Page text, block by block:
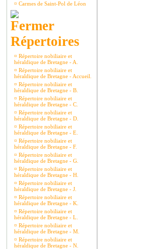
¤ Carmes de Saint-Pol de Léon
Répertoires
¤ Répertoire nobiliaire et
héraldique de Bretagne - A.
¤ Répertoire nobiliaire et
héraldique de Bretagne - Accueil.
¤ Répertoire nobiliaire et
héraldique de Bretagne - B.
¤ Répertoire nobiliaire et
héraldique de Bretagne - C.
¤ Répertoire nobiliaire et
héraldique de Bretagne - D.
¤ Répertoire nobiliaire et
héraldique de Bretagne - E.
¤ Répertoire nobiliaire et
héraldique de Bretagne - F.
¤ Répertoire nobiliaire et
héraldique de Bretagne - G.
¤ Répertoire nobiliaire et
héraldique de Bretagne - H.
¤ Répertoire nobiliaire et
héraldique de Bretagne - J.
¤ Répertoire nobiliaire et
héraldique de Bretagne - K.
¤ Répertoire nobiliaire et
héraldique de Bretagne - L.
¤ Répertoire nobiliaire et
héraldique de Bretagne - M.
¤ Répertoire nobiliaire et
héraldique de Bretagne - N.